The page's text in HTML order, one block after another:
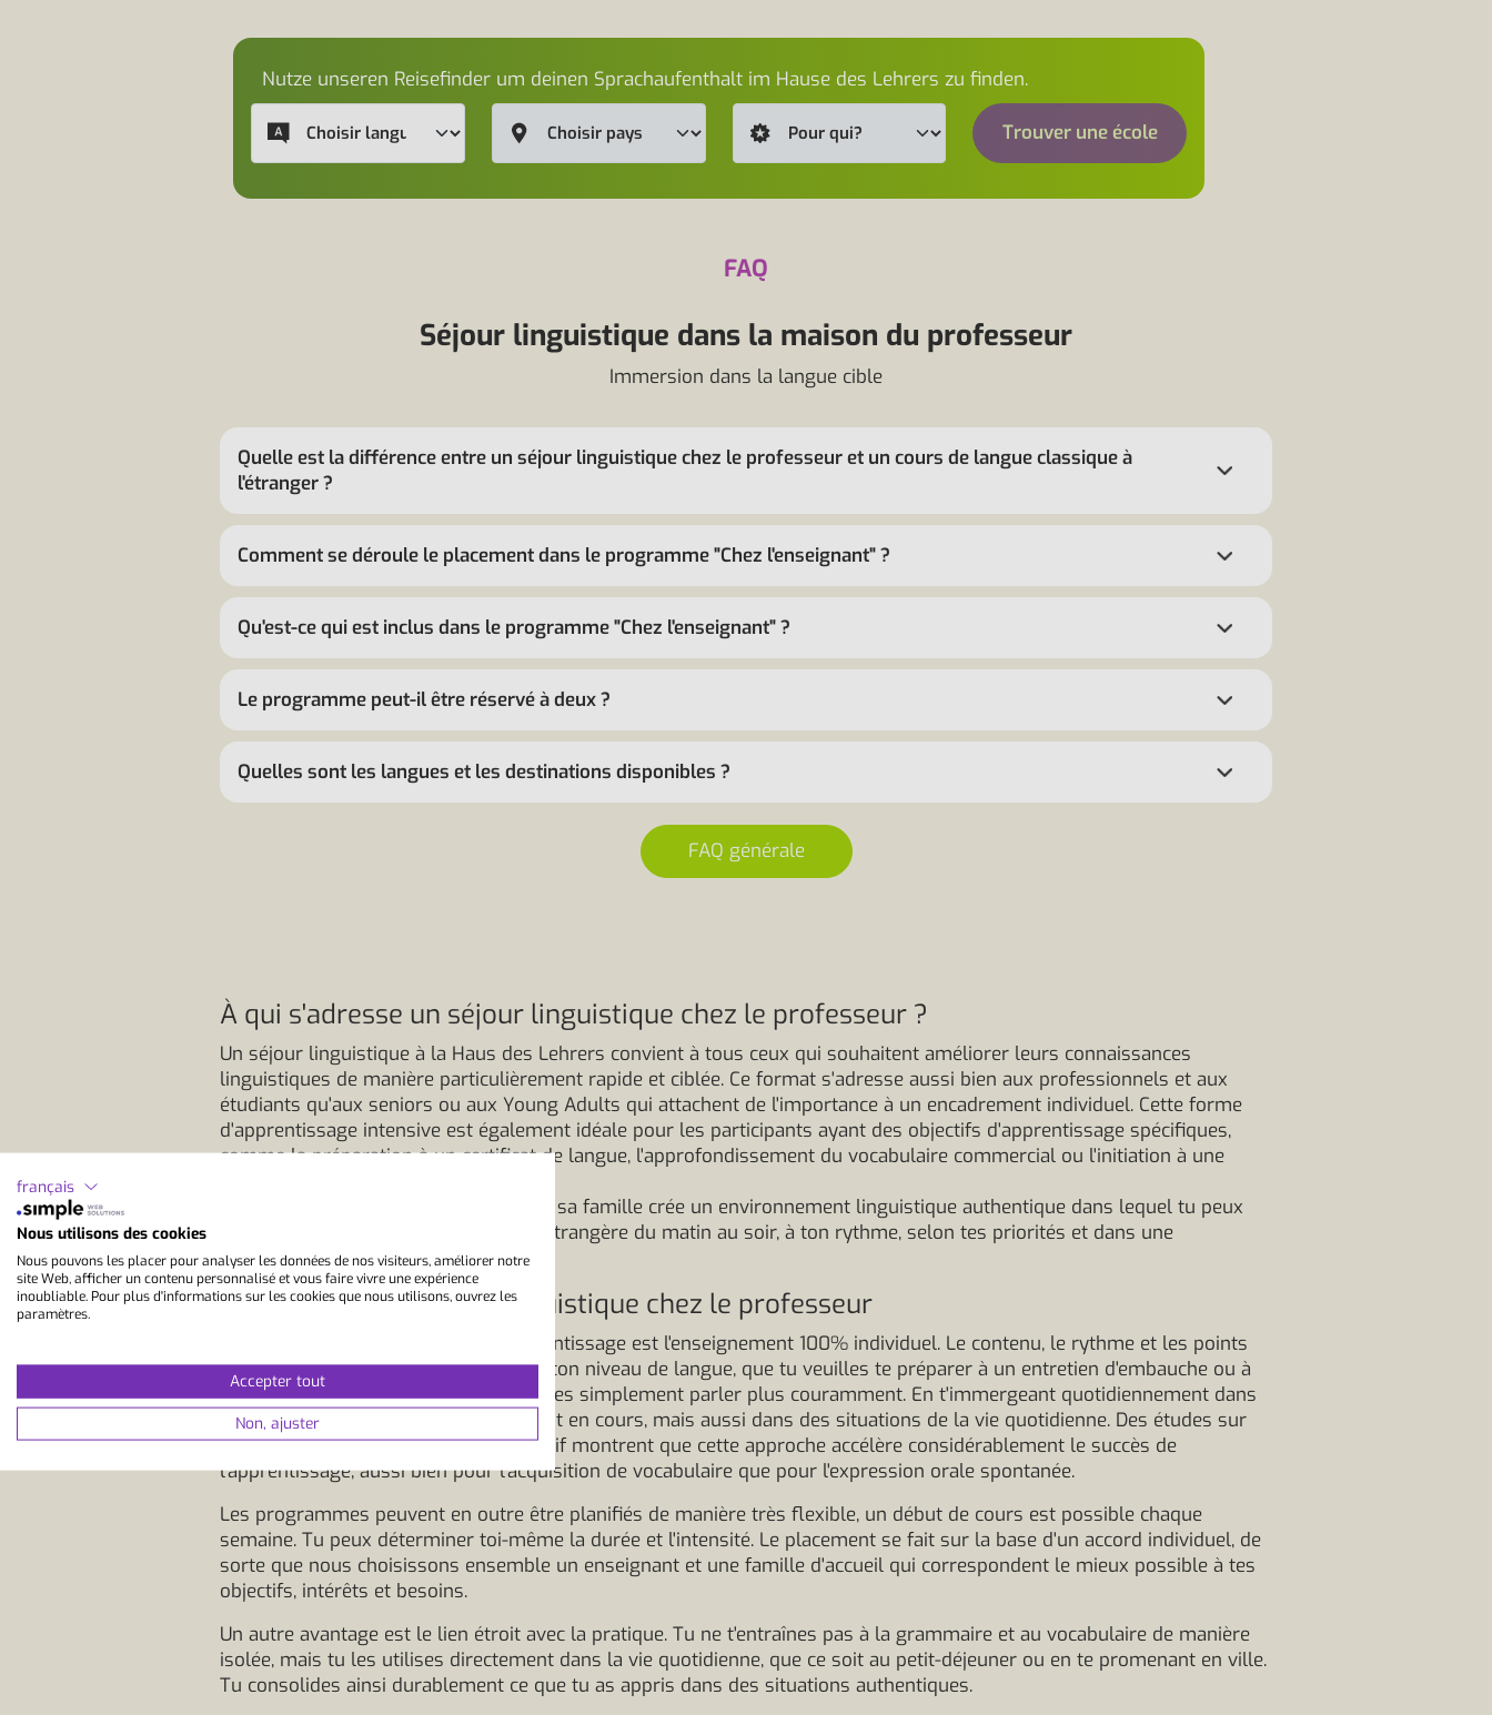
Nutze unseren Reisefinder um deinen Sprachaufenthalt im Hause des Lehrers zu finden.
Trouver une école
FAQ
Séjour linguistique dans la maison du professeur
Immersion dans la langue cible
Quelle est la différence entre un séjour linguistique chez le professeur et un cours de langue classique à
l'étranger ?
Comment se déroule le placement dans le programme "Chez l'enseignant" ?
Qu'est-ce qui est inclus dans le programme "Chez l'enseignant" ?
Le programme peut-il être réservé à deux ?
Quelles sont les langues et les destinations disponibles ?
FAQ générale
À qui s'adresse un séjour linguistique chez le professeur ?
Un séjour linguistique à la Haus des Lehrers convient à tous ceux qui souhaitent améliorer leurs connaissances
linguistiques de manière particulièrement rapide et ciblée. Ce format s'adresse aussi bien aux professionnels et aux
étudiants qu'aux seniors ou aux Young Adults qui attachent de l'importance à un encadrement individuel. Cette forme
d'apprentissage intensive est également idéale pour les participants ayant des objectifs d'apprentissage spécifiques,
comme la préparation à un certificat de langue, l'approfondissement du vocabulaire commercial ou l'initiation à une
Le contact direct avec le professeur et sa famille crée un environnement linguistique authentique dans lequel tu peux
écouter, parler et pratiquer la langue étrangère du matin au soir, à ton rythme, selon tes priorités et dans une
atmosphère personnalisée.
Avantages d'un séjour linguistique chez le professeur
La particularité de cette forme d'apprentissage est l'enseignement 100% individuel. Le contenu, le rythme et les points
forts sont adaptés à tes objectifs et à ton niveau de langue, que tu veuilles te préparer à un entretien d'embauche ou à
un certificat de langue ou que tu veuilles simplement parler plus couramment. En t'immergeant quotidiennement dans
la langue, tu n'apprends pas seulement en cours, mais aussi dans des situations de la vie quotidienne. Des études sur
les méthodes d'apprentissage immersif montrent que cette approche accélère considérablement le succès de
l'apprentissage, aussi bien pour l'acquisition de vocabulaire que pour l'expression orale spontanée.
Les programmes peuvent en outre être planifiés de manière très flexible, un début de cours est possible chaque
semaine. Tu peux déterminer toi-même la durée et l'intensité. Le placement se fait sur la base d'un accord individuel, de
sorte que nous choisissons ensemble un enseignant et une famille d'accueil qui correspondent le mieux possible à tes
objectifs, intérêts et besoins.
Un autre avantage est le lien étroit avec la pratique. Tu ne t'entraînes pas à la grammaire et au vocabulaire de manière
isolée, mais tu les utilises directement dans la vie quotidienne, que ce soit au petit-déjeuner ou en te promenant en ville.
Tu consolides ainsi durablement ce que tu as appris dans des situations authentiques.
français
Nous utilisons des cookies
Nous pouvons les placer pour analyser les données de nos visiteurs, améliorer notre
site Web, afficher un contenu personnalisé et vous faire vivre une expérience
inoubliable. Pour plus d'informations sur les cookies que nous utilisons, ouvrez les
paramètres.
Accepter tout
Non, ajuster